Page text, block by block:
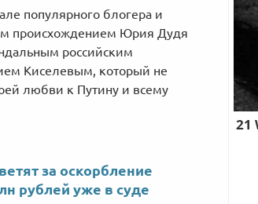
популярного блогера и
происхождением Юрия Дудя
российским
Киселевым, который не
любви к Путину и всему
за оскорбление
рублей уже в суде